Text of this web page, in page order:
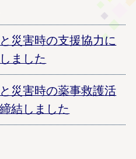
災害時の支援協力に
ました
災害時の薬事救護活
結しました